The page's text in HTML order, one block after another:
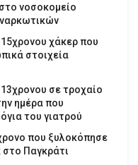
νοσοκομείο
χάκερ που
στοιχεία
σε τροχαίο
ημέρα που
του γιατρού
που ξυλοκόπησε
στο Παγκράτι